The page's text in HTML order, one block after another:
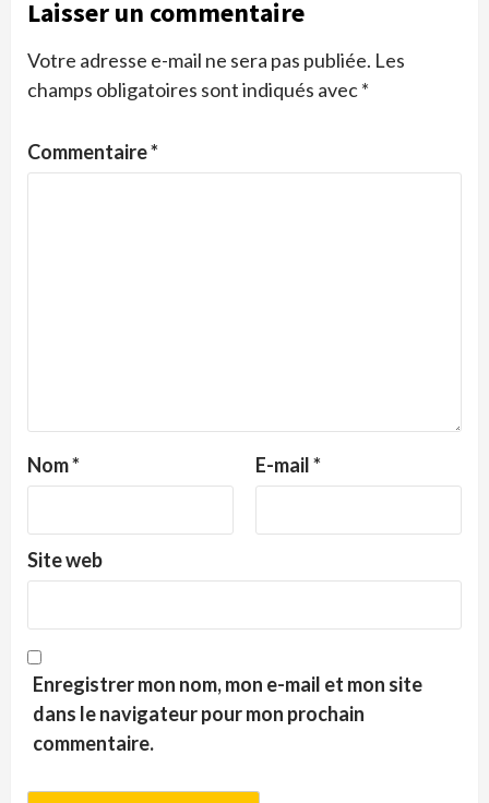
Laisser un commentaire
Votre adresse e-mail ne sera pas publiée. Les
champs obligatoires sont indiqués avec*
Commentaire*
Nom* E-mail*
Site web
Enregistrer mon nom, mon e-mail et mon site
dans le navigateur pour mon prochain
commentaire.